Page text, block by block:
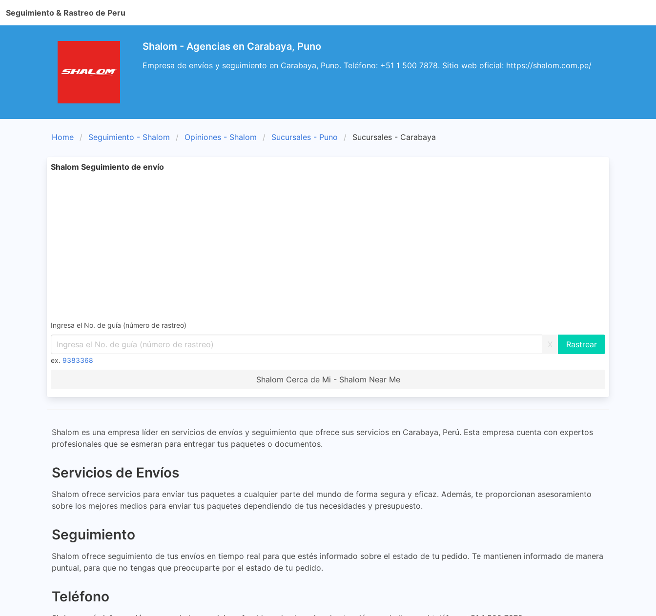
Seguimiento & Rastreo de Peru
Shalom - Agencias en Carabaya, Puno
Empresa de envíos y seguimiento en Carabaya, Puno. Teléfono: +51 1 500 7878. Sitio web oficial: https://shalom.com.pe/
Home Seguimiento - Shalom Opiniones - Shalom Sucursales - Puno Sucursales - Carabaya
Shalom Seguimiento de envío
Ingresa el No. de guía (número de rastreo)
X
ex. 9383368
Shalom Cerca de Mi - Shalom Near Me
Shalom es una empresa líder en servicios de envíos y seguimiento que ofrece sus servicios en Carabaya, Perú. Esta empresa cuenta con expertos
profesionales que se esmeran para entregar tus paquetes o documentos.
Servicios de Envíos
Shalom ofrece servicios para envíar tus paquetes a cualquier parte del mundo de forma segura y eficaz. Además, te proporcionan asesoramiento
sobre los mejores medios para enviar tus paquetes dependiendo de tus necesidades y presupuesto.
Seguimiento
Shalom ofrece seguimiento de tus envíos en tiempo real para que estés informado sobre el estado de tu pedido. Te mantienen informado de manera
puntual, para que no tengas que preocuparte por el estado de tu pedido.
Teléfono